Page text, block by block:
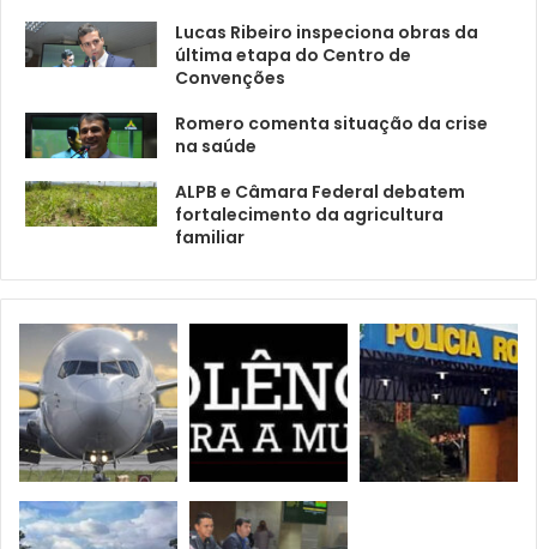
Lucas Ribeiro inspeciona obras da
última etapa do Centro de
Convenções
Romero comenta situação da crise
na saúde
ALPB e Câmara Federal debatem
fortalecimento da agricultura
familiar